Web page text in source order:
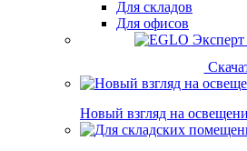
Для складов
Для офисов
Новый взгляд на